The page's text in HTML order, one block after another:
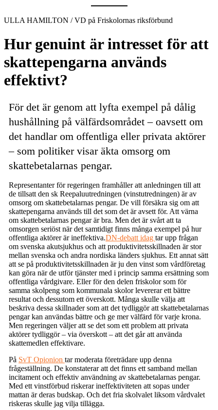
ULLA HAMILTON / VD på Friskolornas riksförbund
Hur genuint är intresset för att
skattepengarna används
effektivt?
För det är genom att lyfta exempel på dålig
hushållning på välfärdsområdet – oavsett om
det handlar om offentliga eller privata aktörer
– som politiker visar äkta omsorg om
skattebetalarnas pengar.
Representanter för regeringen framhåller att anledningen till att
de tillsatt den sk Reepaluutredningen (vinstutredningen) är av
omsorg om skattebetalarnas pengar. De vill försäkra sig om att
skattepengarna används till det som det är avsett för. Att värna
om skattebetalarnas pengar är bra. Men det är svårt att ta
omsorgen seriöst när det samtidigt finns många exempel på hur
offentliga aktörer är ineffektiva.DN-debatt idag tar upp frågan
om svenska akutsjukhus och att produktivitetsskillnaden är stor
mellan svenska och andra nordiska länders sjukhus. Ett annat sätt
att se på produktivitetsskillnaden är ju den vinst som vårdföretag
kan göra när de utför tjänster med i princip samma ersättning som
offentliga vårdgivare. Eller för den delen friskolor som för
samma skolpeng som kommunala skolor levererar ett bättre
resultat och dessutom ett överskott. Många skulle välja att
beskriva dessa skillnader som att det tydliggör att skattebetalarnas
pengar kan användas bättre och ge mer välfärd för varje krona.
Men regeringen väljer att se det som ett problem att privata
aktörer tydliggör – via överskott – att det går att använda
skattemedlen effektivare.
På SvT Opionion tar moderata företrädare upp denna
frågeställning. De konstaterar att det finns ett samband mellan
incitament och effektiv användning av skattebetalarnas pengar.
Med ett vinstförbud riskerar ineffektiviteten att sopas under
mattan är deras budskap. Och det fria skolvalet liksom vårdvalet
riskeras skulle jag vilja tillägga.